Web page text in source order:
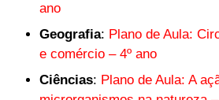
ano
Geografia: Plano de Aula:
e comércio – 4º ano
Ciências: Plano de Aula: A